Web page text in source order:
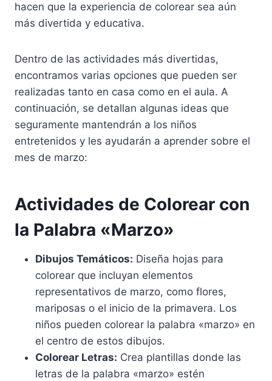
hacen que la experiencia de colorear sea aún
más divertida y educativa.
Dentro de las actividades más divertidas,
encontramos varias opciones que pueden ser
realizadas tanto en casa como en el aula. A
continuación, se detallan algunas ideas que
seguramente mantendrán a los niños
entretenidos y les ayudarán a aprender sobre el
mes de marzo:
Actividades de Colorear con
la Palabra «Marzo»
Dibujos Temáticos: Diseña hojas para
colorear que incluyan elementos
representativos de marzo, como flores,
mariposas o el inicio de la primavera. Los
niños pueden colorear la palabra «marzo» en
el centro de estos dibujos.
Colorear Letras: Crea plantillas donde las
letras de la palabra «marzo» estén